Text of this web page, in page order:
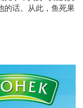
的话。从此，鱼死果